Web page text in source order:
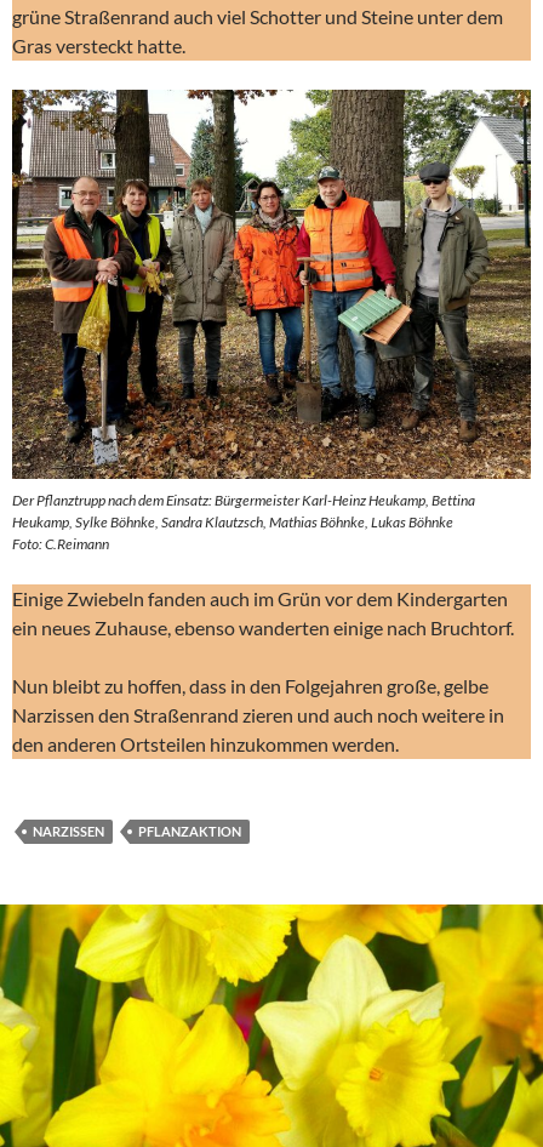
grüne Straßenrand auch viel Schotter und Steine unter dem
Gras versteckt hatte.
Der Pflanztrupp nach dem Einsatz: Bürgermeister Karl-Heinz Heukamp, Bettina
Heukamp, Sylke Böhnke, Sandra Klautzsch, Mathias Böhnke, Lukas Böhnke
Foto: C.Reimann
Einige Zwiebeln fanden auch im Grün vor dem Kindergarten
ein neues Zuhause, ebenso wanderten einige nach Bruchtorf.
Nun bleibt zu hoffen, dass in den Folgejahren große, gelbe
Narzissen den Straßenrand zieren und auch noch weitere in
den anderen Ortsteilen hinzukommen werden.
NARZISSEN PFLANZAKTION